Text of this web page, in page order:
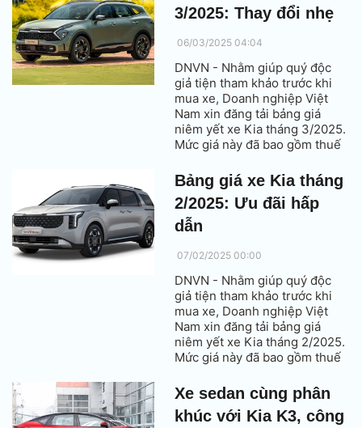
3/2025: Thay đổi nhẹ
06/03/2025 04:04
DNVN - Nhằm giúp quý độc
giả tiện tham khảo trước khi
mua xe, Doanh nghiệp Việt
Nam xin đăng tải bảng giá
niêm yết xe Kia tháng 3/2025.
Mức giá này đã bao gồm thuế
Bảng giá xe Kia tháng
2/2025: Ưu đãi hấp
dẫn
07/02/2025 00:00
DNVN - Nhằm giúp quý độc
giả tiện tham khảo trước khi
mua xe, Doanh nghiệp Việt
Nam xin đăng tải bảng giá
niêm yết xe Kia tháng 2/2025.
Mức giá này đã bao gồm thuế
Xe sedan cùng phân
khúc với Kia K3, công